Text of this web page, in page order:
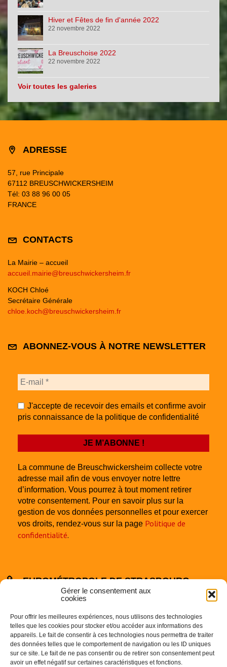
Gérer le consentement aux
cookies
Pour offrir les meilleures expériences, nous utilisons des technologies
telles que les cookies pour stocker et/ou accéder aux informations des
appareils. Le fait de consentir à ces technologies nous permettra de traiter
des données telles que le comportement de navigation ou les ID uniques
sur ce site. Le fait de ne pas consentir ou de retirer son consentement peut
avoir un effet négatif sur certaines caractéristiques et fonctions.
Hiver et Fêtes de fin d'année 2022
22 novembre 2022
La Breuschoise 2022
22 novembre 2022
Voir toutes les galeries
ADRESSE
57, rue Principale
67112 BREUSCHWICKERSHEIM
Tél: 03 88 96 00 05
FRANCE
CONTACTS
La Mairie – accueil
accueil.mairie@breuschwickersheim.fr
KOCH Chloé
Secrétaire Générale
chloe.koch@breuschwickersheim.fr
ABONNEZ-VOUS À NOTRE NEWSLETTER
J'accepte de recevoir des emails et confirme avoir
pris connaissance de la politique de confidentialité
La commune de Breuschwickersheim collecte votre
adresse mail afin de vous envoyer notre lettre
d’information. Vous pourrez à tout moment retirer
votre consentement. Pour en savoir plus sur la
gestion de vos données personnelles et pour exercer
vos droits, rendez-vous sur la page Politique de
confidentialité.
EUROMÉTROPOLE DE STRASBOURG
Centre Administratif